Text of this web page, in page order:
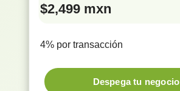
$2,499 mxn
4% por transacción
Despega tu negocio